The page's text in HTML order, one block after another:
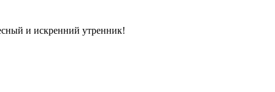
и искренний утренник!